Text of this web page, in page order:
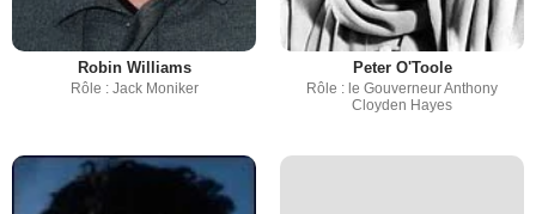
Robin Williams
Rôle : Jack Moniker
Peter O'Toole
Rôle : le Gouverneur Anthony
Cloyden Hayes